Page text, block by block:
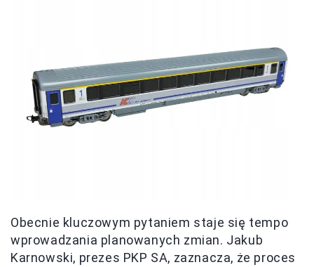
Obecnie kluczowym pytaniem staje się tempo
wprowadzania planowanych zmian. Jakub
Karnowski, prezes PKP SA, zaznacza, że proces